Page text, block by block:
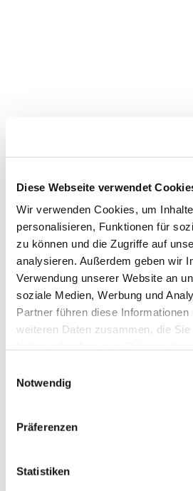
Diese Webseite verwendet
Wir verwenden Cookies, um
personalisieren, Funktionen für
zu können und die Zugriffe auf
analysieren. Außerdem geben wir
Verwendung unserer Website an
soziale Medien, Werbung und
Partner führen diese
weiteren Daten zusammen, die
Notwendig
Präferenzen
Statistiken
Dies könnte